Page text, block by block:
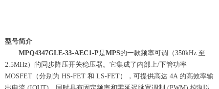
型号简介
MPQ4347GLE-33-AEC1-P是MPS的一款频率可调（350kHz 至
2.5MHz）的同步降压开关稳压器。它集成了内部上/下管功率
MOSFET（分别为 HS-FET 和 LS-FET），可提供高达 4A 的高效率输